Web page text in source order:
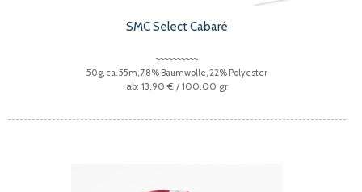
SMC Select Cabaré
50g, ca. 55m, 78% Baumwolle, 22% Polyester
13,90 € / 100.00 gr